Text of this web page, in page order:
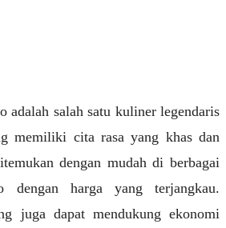
adalah salah satu kuliner legendaris
memiliki cita rasa yang khas dan
dengan mudah di berbagai
dengan harga yang terjangkau.
juga dapat mendukung ekonomi